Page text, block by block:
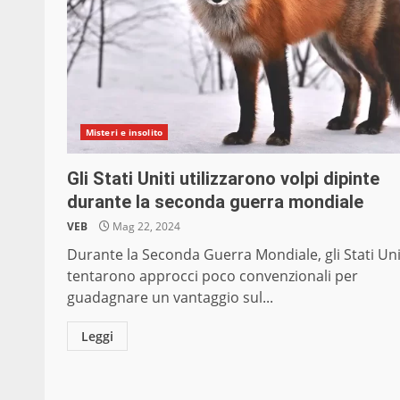
Misteri e insolito
Gli Stati Uniti utilizzarono volpi dipinte
durante la seconda guerra mondiale
VEB Mag 22, 2024
Durante la Seconda Guerra Mondiale, gli Stati
tentarono approcci poco convenzionali per
guadagnare un vantaggio sul...
Leggi